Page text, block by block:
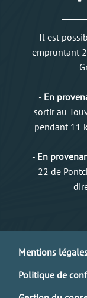
Il est
empruntant
- En
sortir au
pendant 11
- En
22 de
Mentions
Politique de